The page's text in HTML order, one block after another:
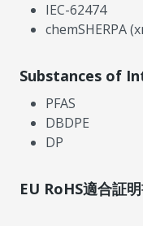
IEC-62474
chemSHERPA
Substances of
PFAS
DBDPE
DP
EU RoHS適合証